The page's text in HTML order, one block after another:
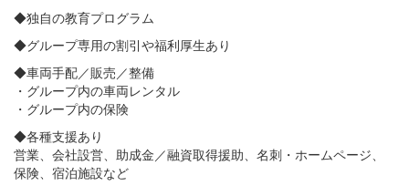
◆独自の教育プログラム
◆グループ専用の割引や福利厚生あり
◆車両手配／販売／整備
・グループ内の車両レンタル
・グループ内の保険
◆各種支援あり
営業、会社設営、助成金／融資取得援助、名刺・ホームページ、
保険、宿泊施設など